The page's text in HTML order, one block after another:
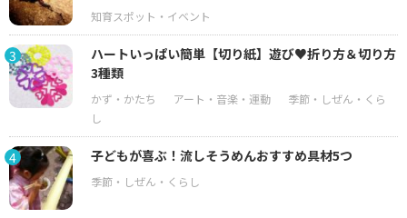
3
ハートいっぱい簡単【切り紙】遊び♥折り方＆切り方
3種類
4 子どもが喜ぶ！流しそうめんおすすめ具材5つ